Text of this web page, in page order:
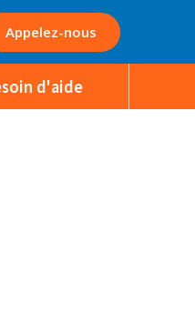
Appelez-nous
d'aide